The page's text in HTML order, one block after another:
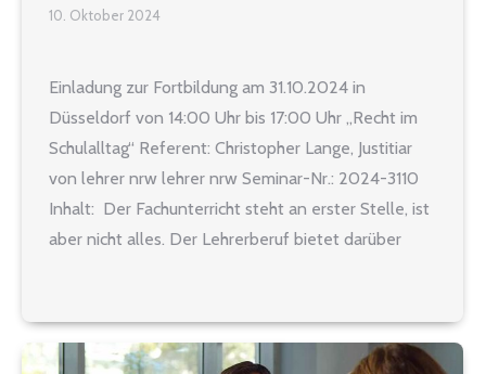
10. Oktober 2024
Einladung zur Fortbildung am 31.10.2024 in
Düsseldorf von 14:00 Uhr bis 17:00 Uhr „Recht im
Schulalltag“ Referent: Christopher Lange, Justitiar
von lehrer nrw lehrer nrw Seminar-Nr.: 2024-3110
Inhalt: Der Fachunterricht steht an erster Stelle, ist
aber nicht alles. Der Lehrerberuf bietet darüber
verleiht in diesem…